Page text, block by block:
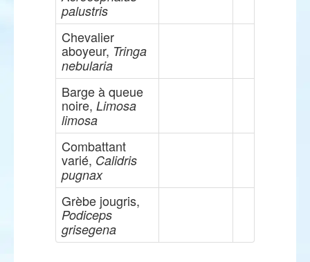
palustris
Chevalier
aboyeur, Tringa
nebularia
Barge à queue
noire, Limosa
limosa
Combattant
varié, Calidris
pugnax
Grèbe jougris,
Podiceps
grisegena